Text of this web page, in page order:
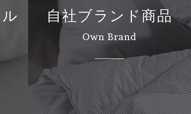
自社ブランド商品
Own Brand